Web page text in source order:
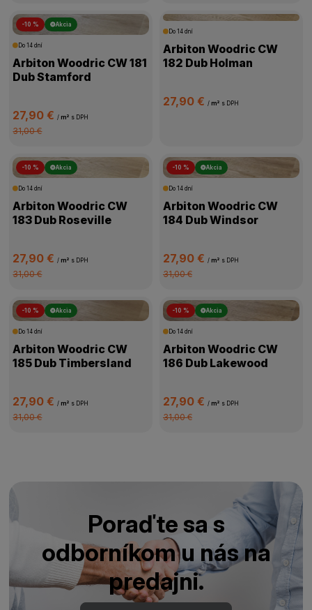
-10 % Akcia
Do 14 dní
Arbiton Woodric CW 181
Dub Stamford
27,90 €/ m² s DPH
31,00 €
Do 14 dní
Arbiton Woodric CW
182 Dub Holman
27,90 € / m² s DPH
-10 % Akcia
Do 14 dní
Arbiton Woodric CW
183 Dub Roseville
27,90 €/ m² s DPH
31,00 €
-10 % Akcia
Do 14 dní
Arbiton Woodric CW
184 Dub Windsor
27,90 € / m² s DPH
31,00 €
-10 % Akcia
Do 14 dní
Arbiton Woodric CW
185 Dub Timbersland
27,90 €/ m² s DPH
31,00 €
-10 % Akcia
Do 14 dní
Arbiton Woodric CW
186 Dub Lakewood
27,90 € / m² s DPH
31,00 €
Poraďte sa s
odborníkom u nás na
predajni.